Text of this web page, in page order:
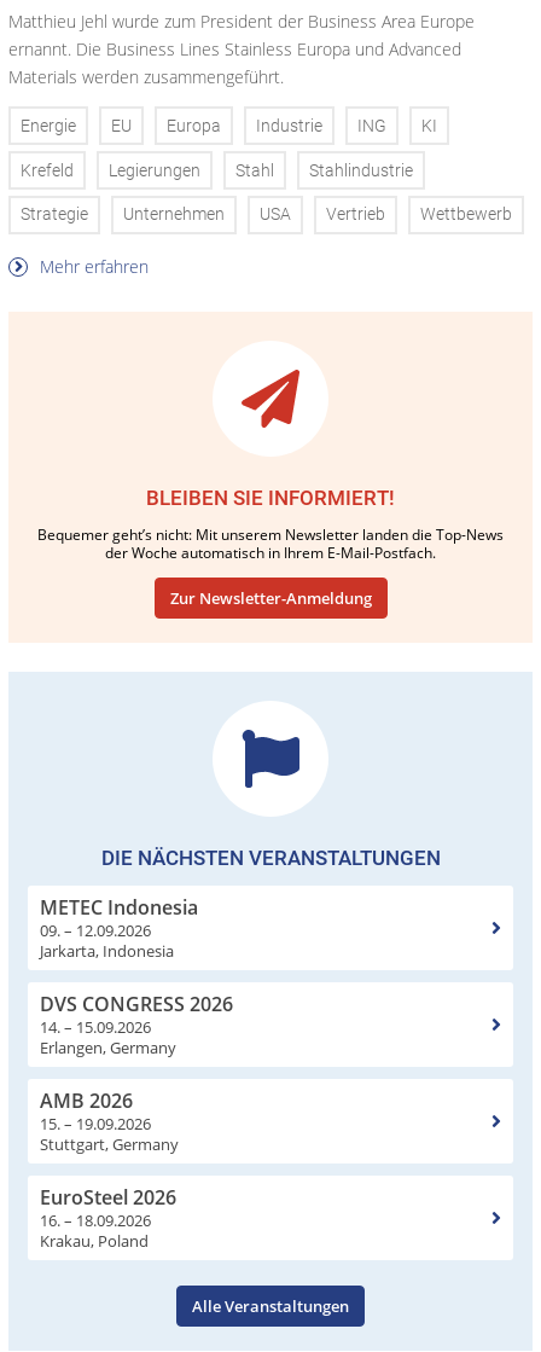
Matthieu Jehl wurde zum President der Business Area Europe
ernannt. Die Business Lines Stainless Europa und Advanced
Materials werden zusammengeführt.
Energie EU Europa Industrie ING KI
Krefeld Legierungen Stahl Stahlindustrie
Strategie Unternehmen USA Vertrieb Wettbewerb
Mehr erfahren
BLEIBEN SIE INFORMIERT!
Bequemer geht’s nicht: Mit unserem Newsletter landen die Top-News
der Woche automatisch in Ihrem E-Mail-Postfach.
Zur Newsletter-Anmeldung
DIE NÄCHSTEN VERANSTALTUNGEN
METEC Indonesia
09. – 12.09.2026
Jarkarta, Indonesia
DVS CONGRESS 2026
14. – 15.09.2026
Erlangen, Germany
AMB 2026
15. – 19.09.2026
Stuttgart, Germany
EuroSteel 2026
16. – 18.09.2026
Krakau, Poland
Alle Veranstaltungen